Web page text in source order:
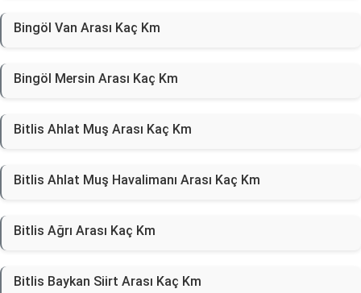
Bingöl Van Arası Kaç Km
Bingöl Mersin Arası Kaç Km
Bitlis Ahlat Muş Arası Kaç Km
Bitlis Ahlat Muş Havalimanı Arası Kaç Km
Bitlis Ağrı Arası Kaç Km
Bitlis Baykan Siirt Arası Kaç Km